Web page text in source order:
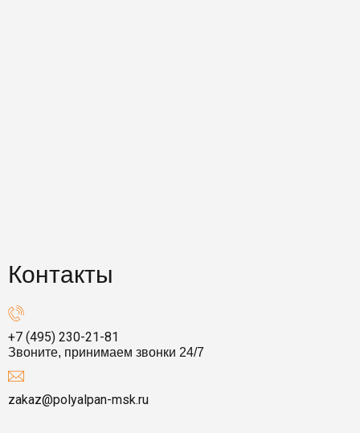
Контакты
+7 (495) 230-21-81
Звоните, принимаем звонки 24/7
zakaz@polyalpan-msk.ru